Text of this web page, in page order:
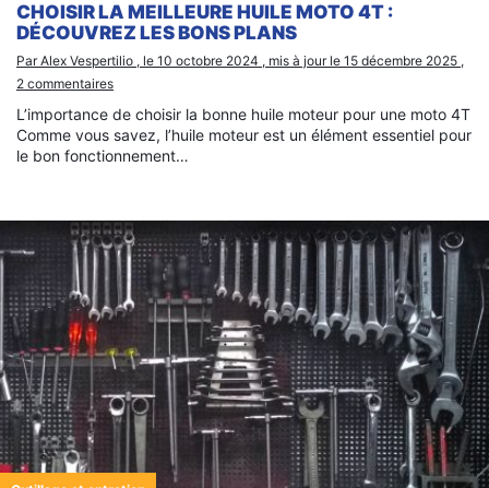
CHOISIR LA MEILLEURE HUILE MOTO 4T :
DÉCOUVREZ LES BONS PLANS
Par Alex Vespertilio , le 10 octobre 2024 , mis à jour le 15 décembre 2025 ,
2 commentaires
L’importance de choisir la bonne huile moteur pour une moto 4T
Comme vous savez, l’huile moteur est un élément essentiel pour
le bon fonctionnement…